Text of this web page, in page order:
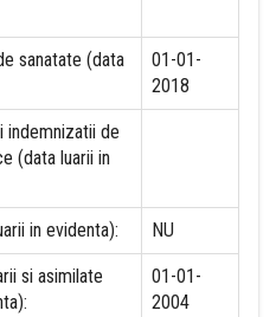
sanatate (data
01-01-
2018
indemnizatii de
(data luarii in
in evidenta): NU
si asimilate
01-01-
2004